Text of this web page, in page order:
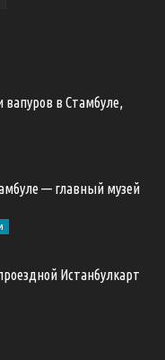
вапуров в Стамбуле,
— главный музей
Истанбулкарт